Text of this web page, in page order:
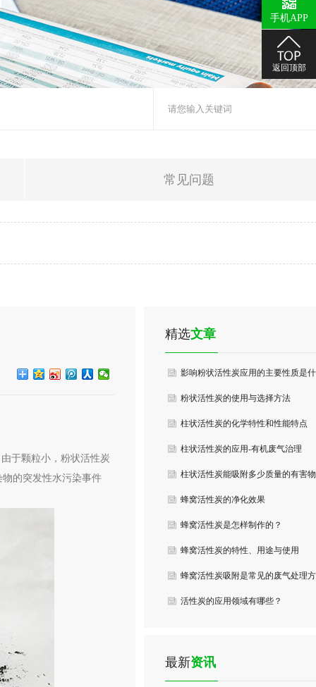
酸洗炭
常见问题
于颗粒小，粉状活性炭
的突发性水污染事件
精选文章
影响粉状活性炭应用的主要性质是什
么?
粉状活性炭的使用与选择方法
柱状活性炭的化学特性和性能特点
柱状活性炭的应用-有机废气治理
柱状活性炭能吸附多少质量的有害物
质
蜂窝活性炭的净化效果
蜂窝活性炭是怎样制作的？
蜂窝活性炭的特性、用途与使用
蜂窝活性炭吸附是常见的废气处理方
法
活性炭的应用领域有哪些？
最新资讯
手机APP
返回顶部